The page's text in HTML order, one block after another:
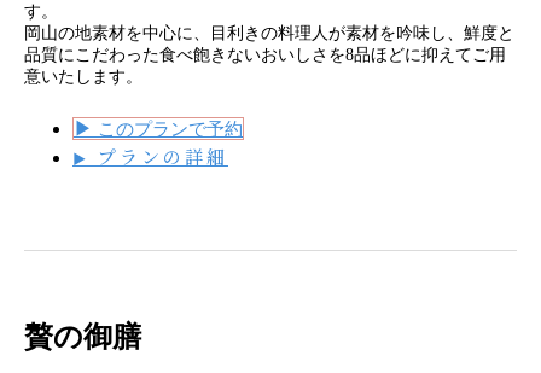
す。
岡山の地素材を中心に、目利きの料理人が素材を吟味し、鮮度と
品質にこだわった食べ飽きないおいしさを8品ほどに抑えてご用
意いたします。
▶ このプランで予約
▶
プランの詳細
贅の御膳